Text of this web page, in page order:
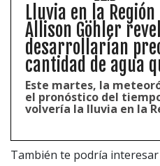
Lluvia en la
Allison Göhler
desarrollarían
cantidad de agua
Este martes, la
el pronóstico del
volvería la lluvia en la
También te podría interesar